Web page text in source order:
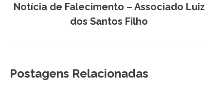
Próximo
post:
Notícia de Falecimento – Associado Luiz
dos Santos Filho
Postagens Relacionadas